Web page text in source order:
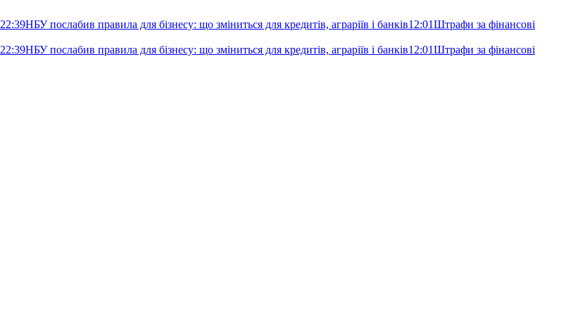
22:39НБУ послабив правила для бізнесу: що зміниться для кредитів, аграріїв і банків12:01Штрафи за фінансові
22:39НБУ послабив правила для бізнесу: що зміниться для кредитів, аграріїв і банків12:01Штрафи за фінансові